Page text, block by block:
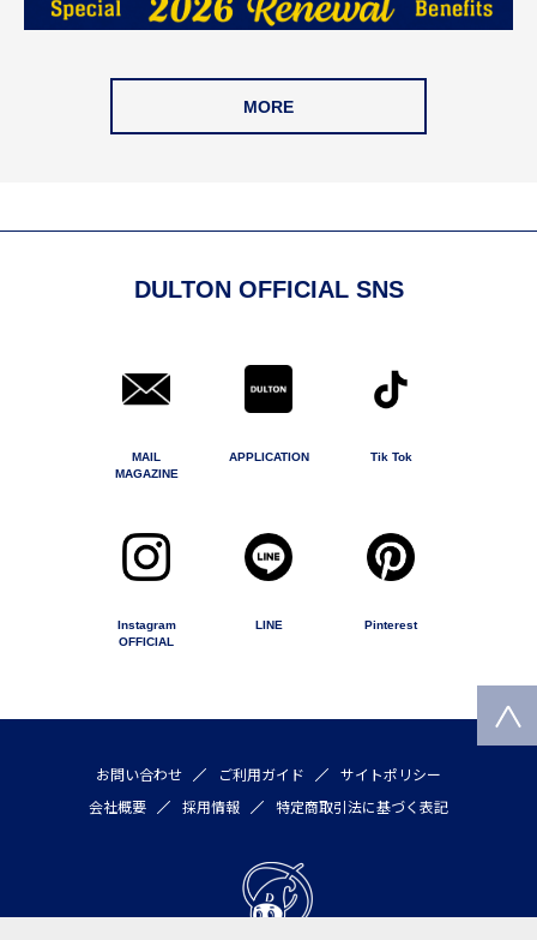
MORE
DULTON OFFICIAL SNS
MAIL
MAGAZINE
APPLICATION Tik Tok
Instagram
OFFICIAL
LINE Pinterest
お問い合わせ ご利用ガイド
サイトポリシー
会社概要
採用情報 特定商取引法に基づく表記